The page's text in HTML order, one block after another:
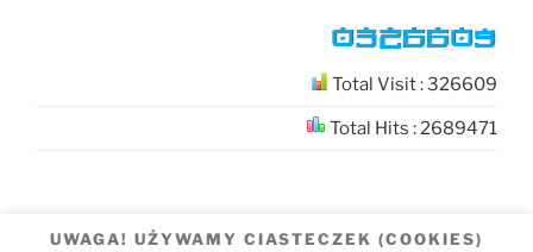
Total Visit : 326609
Total Hits : 2689471
UWAGA! UŻYWAMY CIASTECZEK (COOKIES)